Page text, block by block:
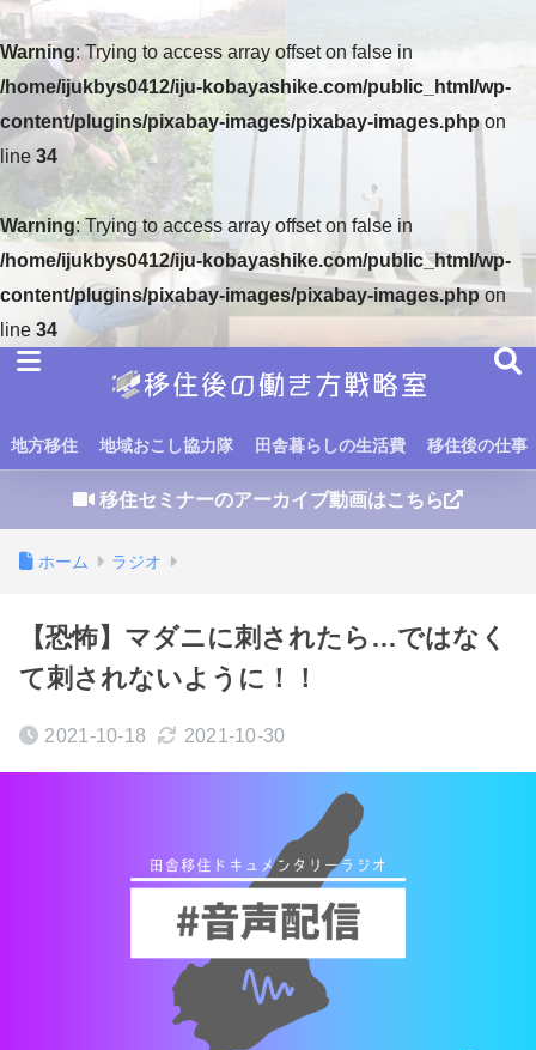
Warning: Trying to access array offset on false in
/home/ijukbys0412/iju-kobayashike.com/public_html/wp-
content/plugins/pixabay-images/pixabay-images.phpon
line 34
Warning: Trying to access array offset on false in
/home/ijukbys0412/iju-kobayashike.com/public_html/wp-
content/plugins/pixabay-images/pixabay-images.phpon
line 34
地方移住 地域おこし協力隊 田舎暮らしの生活費 移住後の仕事
移住セミナーのアーカイブ動画はこちら
ホーム ラジオ
【恐怖】マダニに刺されたら…ではなく
て刺されないように！！
2021-10-18 2021-10-30